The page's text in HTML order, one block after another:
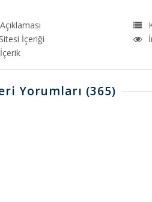
İçeriği
Yorumları (365)